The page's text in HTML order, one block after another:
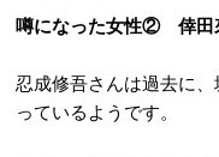
噂になった女性② 倖
忍成修吾さんは過去に
っているようです。